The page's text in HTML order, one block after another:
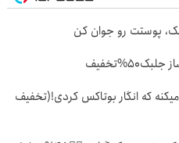
پوستت رو جوان کن
که انگار بوتاکس کردی!(تخفیف